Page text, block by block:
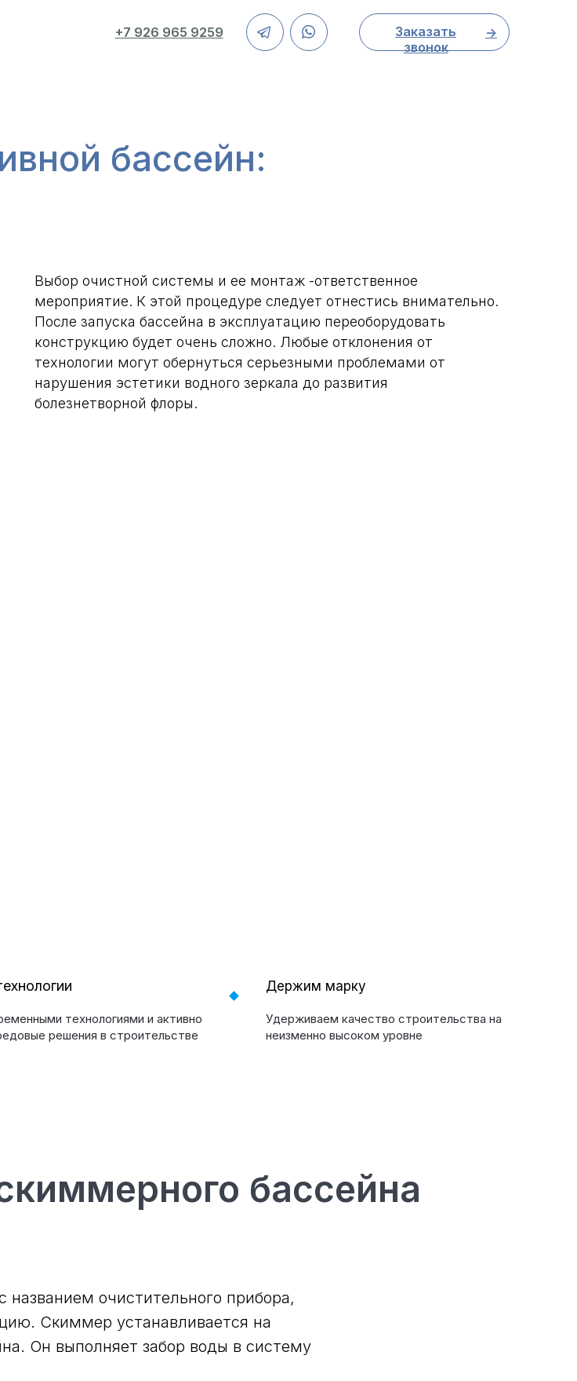
Заказать
звонок
->
+7 926 965 9259
бассейн:
Выбор очистной системы и ее монтаж -ответственное
мероприятие. К этой процедуре следует отнестись внимательно.
После запуска бассейна в эксплуатацию переоборудовать
конструкцию будет очень сложно. Любые отклонения от
технологии могут обернуться серьезными проблемами от
нарушения эстетики водного зеркала до развития
болезнетворной флоры.
технологиями и активно
решения в строительстве
Держим марку
Удерживаем качество строительства на
неизменно высоком уровне
бассейна
очистительного прибора,
Скиммер устанавливается на
Он выполняет забор воды в систему